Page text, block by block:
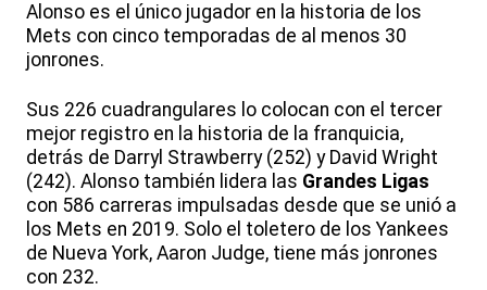
Alonso es el único jugador en la historia de los
Mets con cinco temporadas de al menos 30
jonrones.
Sus 226 cuadrangulares lo colocan con el tercer
mejor registro en la historia de la franquicia,
detrás de Darryl Strawberry (252) y David Wright
(242). Alonso también lidera las Grandes Ligas
con 586 carreras impulsadas desde que se unió a
los Mets en 2019. Solo el toletero de los Yankees
de Nueva York, Aaron Judge, tiene más jonrones
con 232.